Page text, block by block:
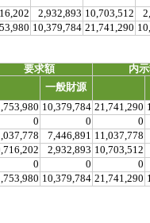
2,932,893 10,703,512
10,379,784 21,741,290
要求額
内
一般財源
10,379,784 21,741,290
0 0
0
7,446,891 11,037,778
2,932,893 10,703,512
0 0
0
10,379,784 21,741,290